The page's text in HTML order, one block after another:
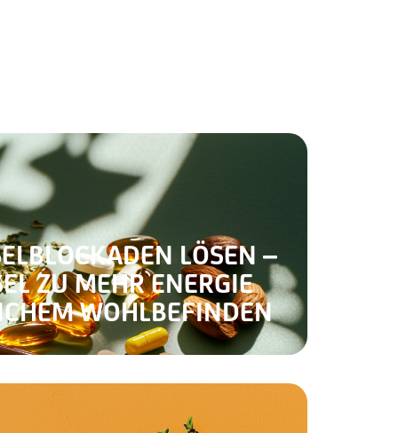
LÖSEN –
ZU MEHR ENERGIE
WOHLBEFINDEN